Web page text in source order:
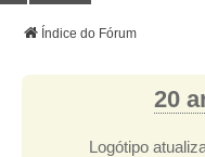
Índice do Fórum
20
Logótipo